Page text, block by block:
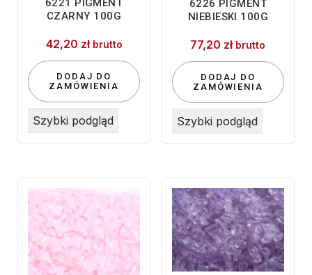
6221 PIGMENT
CZARNY 100G
42,20 zł brutto
DODAJ DO
ZAMÓWIENIA
Szybki podgląd
6226 PIGMENT
NIEBIESKI 100G
77,20 zł brutto
DODAJ DO
ZAMÓWIENIA
Szybki podgląd